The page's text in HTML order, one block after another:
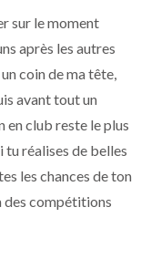
sur le moment
après les autres
coin de ma tête,
avant tout un
en club reste le plus
tu réalises de belles
les chances de ton
des compétitions